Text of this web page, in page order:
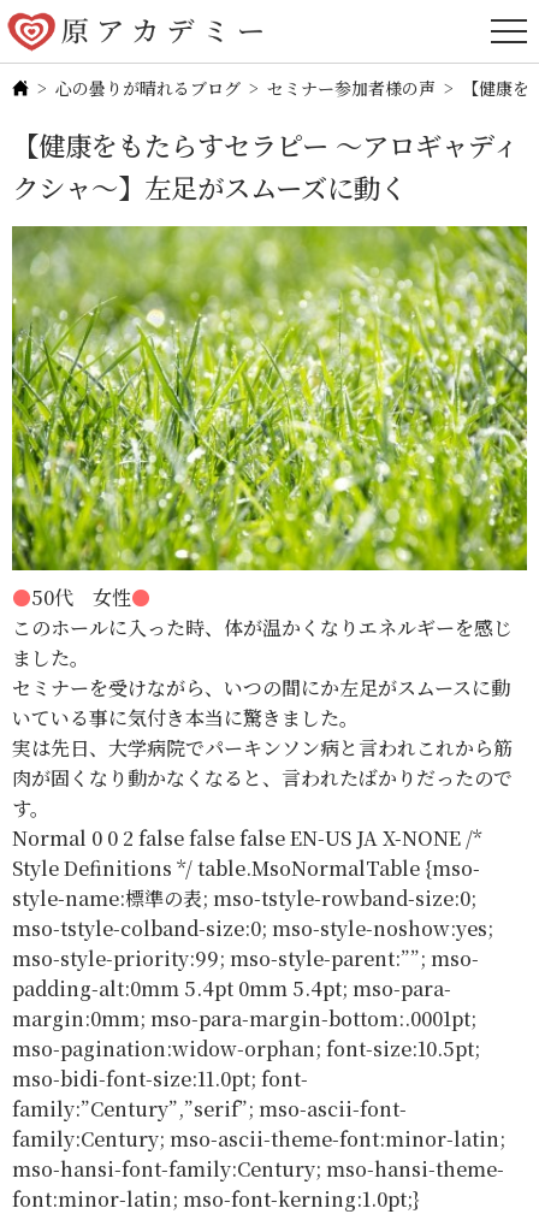
心の曇りが晴れるブログ セミナー参加者様の声 【健康
【健康をもたらすセラピー ～アロギャディ
クシャ～】左足がスムーズに動く
●50代 女性●
このホールに入った時、体が温かくなりエネルギーを感じ
ました。
セミナーを受けながら、いつの間にか左足がスムースに動
いている事に気付き本当に驚きました。
実は先日、大学病院でパーキンソン病と言われこれから筋
肉が固くなり動かなくなると、言われたばかりだったので
す。
Normal 0 0 2 false false false EN-US JA X-NONE /*
Style Definitions */ table.MsoNormalTable {mso-
style-name:標準の表; mso-tstyle-rowband-size:0;
mso-tstyle-colband-size:0; mso-style-noshow:yes;
mso-style-priority:99; mso-style-parent:””; mso-
padding-alt:0mm 5.4pt 0mm 5.4pt; mso-para-
margin:0mm; mso-para-margin-bottom:.0001pt;
mso-pagination:widow-orphan; font-size:10.5pt;
mso-bidi-font-size:11.0pt; font-
family:”Century”,”serif”; mso-ascii-font-
family:Century; mso-ascii-theme-font:minor-latin;
mso-hansi-font-family:Century; mso-hansi-theme-
font:minor-latin; mso-font-kerning:1.0pt;}